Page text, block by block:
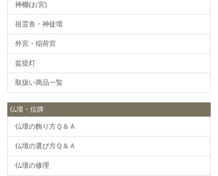
神棚(お宮)
祖霊舎・神徒壇
外宮・稲荷宮
盆提灯
取扱い商品一覧
仏壇・位牌
仏壇の飾り方Ｑ＆Ａ
仏壇の選び方Ｑ＆Ａ
仏壇の修理